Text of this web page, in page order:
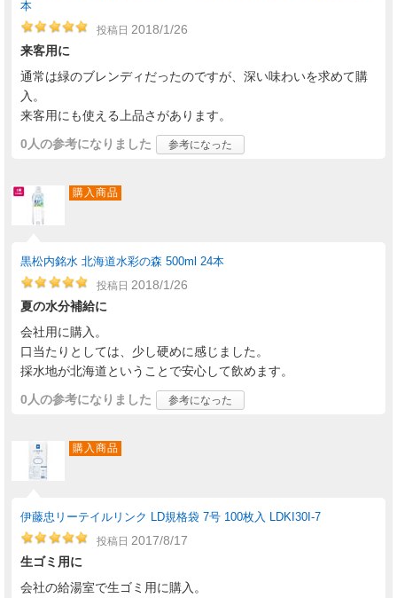
本
投稿日 2018/1/26
来客用に
通常は緑のブレンディだったのですが、深い味わいを求めて購
入。
来客用にも使える上品さがあります。
0人の参考になりました 参考になった
購入商品
黒松内銘水 北海道水彩の森 500ml 24本
投稿日 2018/1/26
夏の水分補給に
会社用に購入。
口当たりとしては、少し硬めに感じました。
採水地が北海道ということで安心して飲めます。
0人の参考になりました 参考になった
購入商品
伊藤忠リーテイルリンク LD規格袋 7号 100枚入 LDKI30I-7
投稿日 2017/8/17
生ゴミ用に
会社の給湯室で生ゴミ用に購入。